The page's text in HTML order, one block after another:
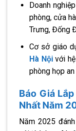
Doanh
phòng, cửa
Trưng, Đống
Cơ sở giáo
Hà Nộivới hệ
phòng họp
Báo Giá
Nhất Năm
Năm 2025